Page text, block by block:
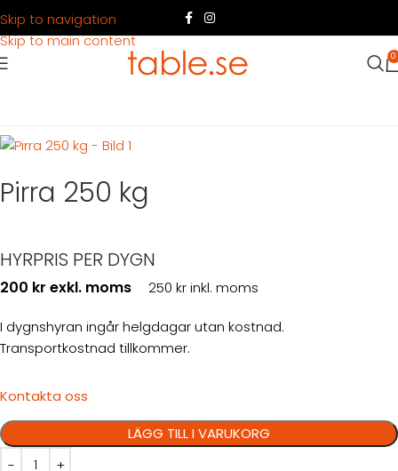
Skip to navigation
Skip to main content
0
Teknik Pirra 250 kg
Pirra 250 kg
HYRPRIS PER DYGN
200 kr exkl. moms 250 kr inkl. moms
I dygnshyran ingår helgdagar utan kostnad.
Transportkostnad tillkommer.
Kontakta oss
LÄGG TILL I VARUKORG